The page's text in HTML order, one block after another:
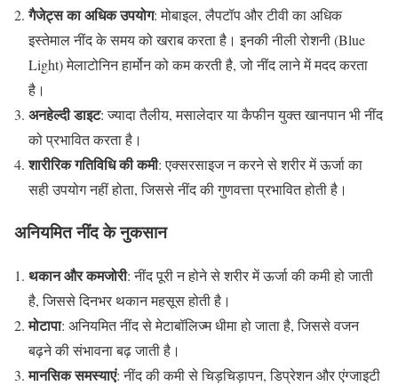
गैजेट्स का अधिक उपयोग: मोबाइल, लैपटॉप और टीवी का अधिक
इस्तेमाल नींद के समय को खराब करता है। इनकी नीली रोशनी (Blue
Light) मेलाटोनिन हार्मोन को कम करती है, जो नींद लाने में मदद करता
है।
अनहेल्दी डाइट: ज्यादा तैलीय, मसालेदार या कैफीन युक्त खानपान भी नींद
को प्रभावित करता है।
शारीरिक गतिविधि की कमी: एक्सरसाइज न करने से शरीर में ऊर्जा का
सही उपयोग नहीं होता, जिससे नींद की गुणवत्ता प्रभावित होती है।
अनियमित नींद के नुकसान
थकान और कमजोरी: नींद पूरी न होने से शरीर में ऊर्जा की कमी हो जाती
है, जिससे दिनभर थकान महसूस होती है।
मोटापा: अनियमित नींद से मेटाबॉलिज्म धीमा हो जाता है, जिससे वजन
बढ़ने की संभावना बढ़ जाती है।
मानसिक समस्याएं: नींद की कमी से चिड़चिड़ापन, डिप्रेशन और एंग्जाइटी